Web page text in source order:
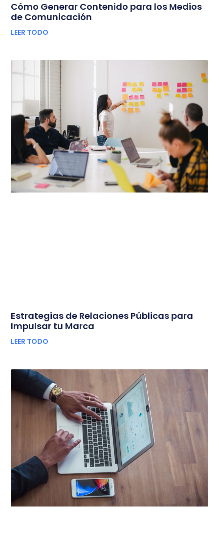
Cómo Generar Contenido para los Medios
de Comunicación
LEER TODO
Estrategias de Relaciones Públicas para
Impulsar tu Marca
LEER TODO